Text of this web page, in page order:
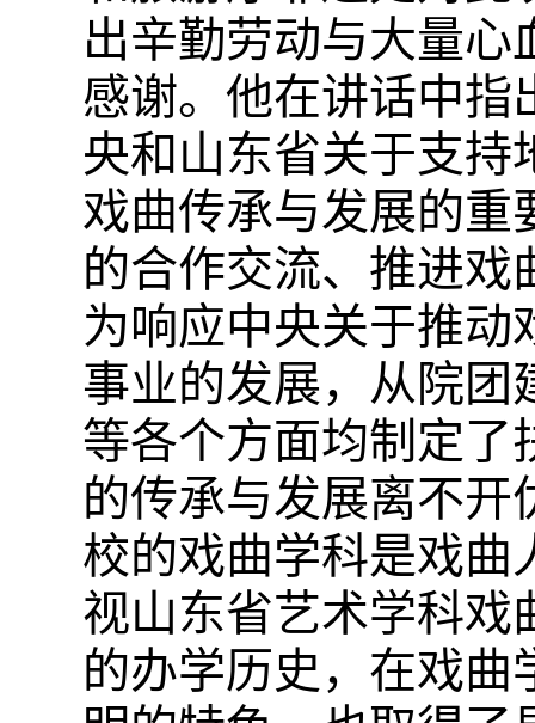
出辛勤劳动与大量
感谢。他在讲话中指
央和山东省关于支持
戏曲传承与发展的重
的合作交流、推进戏
为响应中央关于推动
事业的发展，从院团
等各个方面均制定了
的传承与发展离不开
校的戏曲学科是戏曲
视山东省艺术学科戏
的办学历史，在戏曲